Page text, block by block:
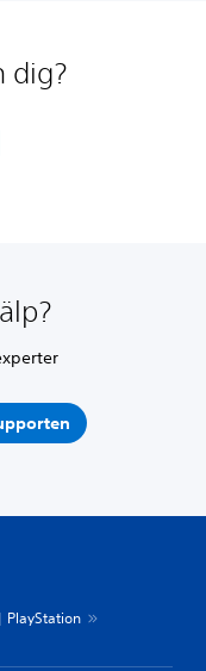
dig?
PlayStation